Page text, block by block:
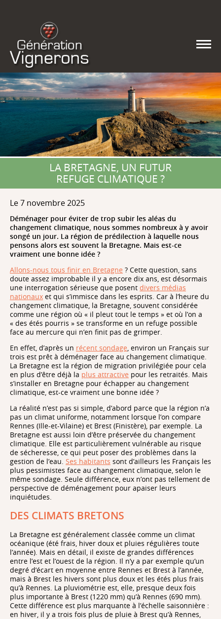
LA BRETAGNE, UN FUTUR
REFUGE CLIMATIQUE ?
Le 7 novembre 2025
Déménager pour éviter de trop subir les aléas du
changement climatique, nous sommes nombreux à y avoir
songé un jour. La région de prédilection à laquelle nous
pensons alors est souvent la Bretagne. Mais est-ce
vraiment une bonne idée ?
Allons-nous tous finir en Bretagne ? Cette question, sans
doute assez improbable il y a encore dix ans, est désormais
une interrogation sérieuse que posent divers médias
nationaux et qui s’immisce dans les esprits. Car à l’heure du
changement climatique, la Bretagne, souvent considérée
comme une région où « il pleut tout le temps » et où l’on a
« des étés pourris » se transforme en un refuge possible
face au mercure qui n’en finit pas de grimper.
En effet, d’après un récent sondage, environ un Français sur
trois est prêt à déménager face au changement climatique.
La Bretagne est la région de migration privilégiée pour cela
en plus d’être déjà la plus attractive pour les retraités. Mais
s’installer en Bretagne pour échapper au changement
climatique, est-ce vraiment une bonne idée ?
La réalité n’est pas si simple, d’abord parce que la région n’a
pas un climat uniforme, notamment lorsque l’on compare
Rennes (Ille-et-Vilaine) et Brest (Finistère), par exemple. La
Bretagne est aussi loin d’être préservée du changement
climatique. Elle est particulièrement vulnérable au risque
de sécheresse, ce qui peut poser des problèmes dans la
gestion de l’eau. Ses habitants sont d’ailleurs les Français les
plus pessimistes face au changement climatique, selon le
même sondage. Seule différence, eux n’ont pas tellement de
perspective de déménagement pour apaiser leurs
inquiétudes.
DES CLIMATS BRETONS
La Bretagne est généralement classée comme un climat
océanique (été frais, hiver doux et pluies régulières toute
l’année). Mais en détail, il existe de grandes différences
entre l’est et l’ouest de la région. Il n’y a par exemple qu’un
degré d’écart en moyenne entre Rennes et Brest à l’année,
mais à Brest les hivers sont plus doux et les étés plus frais
qu’à Rennes. La pluviométrie est, elle, presque deux fois
plus importante à Brest (1220 mm) qu’à Rennes (690 mm).
Cette différence est plus marquante à l’échelle saisonnière :
en hiver, il y a trois fois plus de pluie à Brest qu’à Rennes,